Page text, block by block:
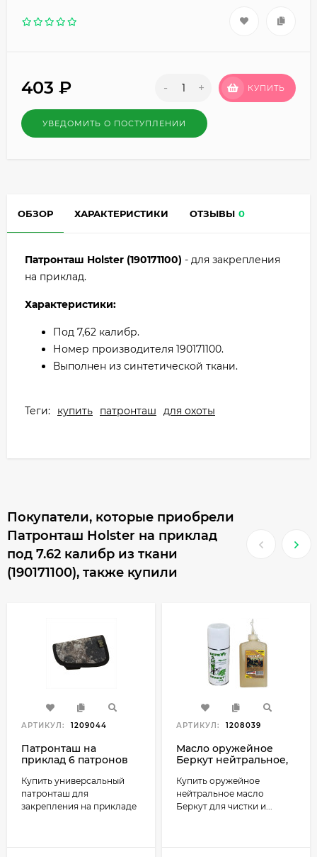
403 ₽ - + КУПИТЬ
УВЕДОМИТЬ О ПОСТУПЛЕНИИ
ОБЗОР ХАРАКТЕРИСТИКИ ОТЗЫВЫ 0
Патронташ Holster (190171100) - для закрепления
на приклад.
Характеристики:
Под 7,62 калибр.
Номер производителя 190171100.
Выполнен из синтетической ткани.
Теги: купить патронташ для охоты
Покупатели, которые приобрели
Патронташ Holster на приклад
под 7.62 калибр из ткани
(190171100), также купили
АРТИКУЛ: 1209044
Патронташ на
приклад 6 патронов
Купить универсальный
патронташ для
закрепления на прикладе
АРТИКУЛ: 1208039
Масло оружейное
Беркут нейтральное,
Купить оружейное
нейтральное масло
Беркут для чистки и...